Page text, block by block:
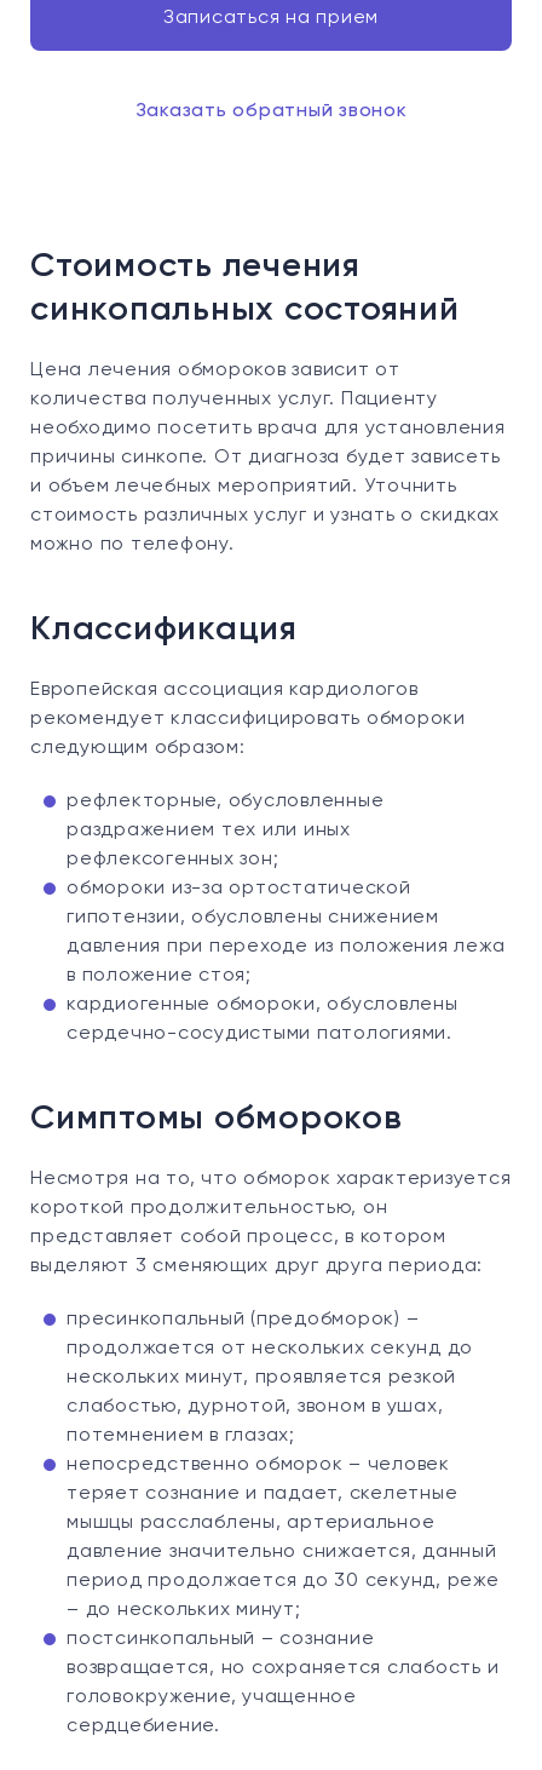
Записаться на прием
Заказать обратный звонок
Стоимость лечения
синкопальных состояний
Цена лечения обмороков зависит от
количества полученных услуг. Пациенту
необходимо посетить врача для установления
причины синкопе. От диагноза будет зависеть
и объем лечебных мероприятий. Уточнить
стоимость различных услуг и узнать о скидках
можно по телефону.
Классификация
Европейская ассоциация кардиологов
рекомендует классифицировать обмороки
следующим образом:
рефлекторные, обусловленные
раздражением тех или иных
рефлексогенных зон;
обмороки из-за ортостатической
гипотензии, обусловлены снижением
давления при переходе из положения лежа
в положение стоя;
кардиогенные обмороки, обусловлены
сердечно-сосудистыми патологиями.
Симптомы обмороков
Несмотря на то, что обморок характеризуется
короткой продолжительностью, он
представляет собой процесс, в котором
выделяют 3 сменяющих друг друга периода:
пресинкопальный (предобморок) –
продолжается от нескольких секунд до
нескольких минут, проявляется резкой
слабостью, дурнотой, звоном в ушах,
потемнением в глазах;
непосредственно обморок – человек
теряет сознание и падает, скелетные
мышцы расслаблены, артериальное
давление значительно снижается, данный
период продолжается до 30 секунд, реже
– до нескольких минут;
постсинкопальный – сознание
возвращается, но сохраняется слабость и
головокружение, учащенное
сердцебиение.